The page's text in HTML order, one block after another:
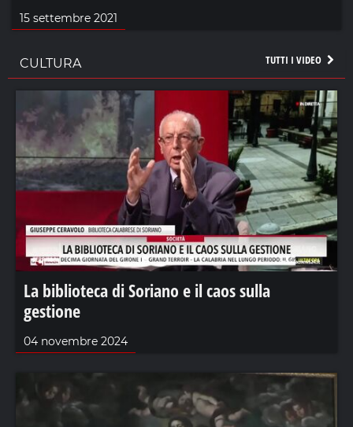
15 settembre 2021
TUTTI I VIDEO
CULTURA
La biblioteca di Soriano e il caos sulla
gestione
04 novembre 2024